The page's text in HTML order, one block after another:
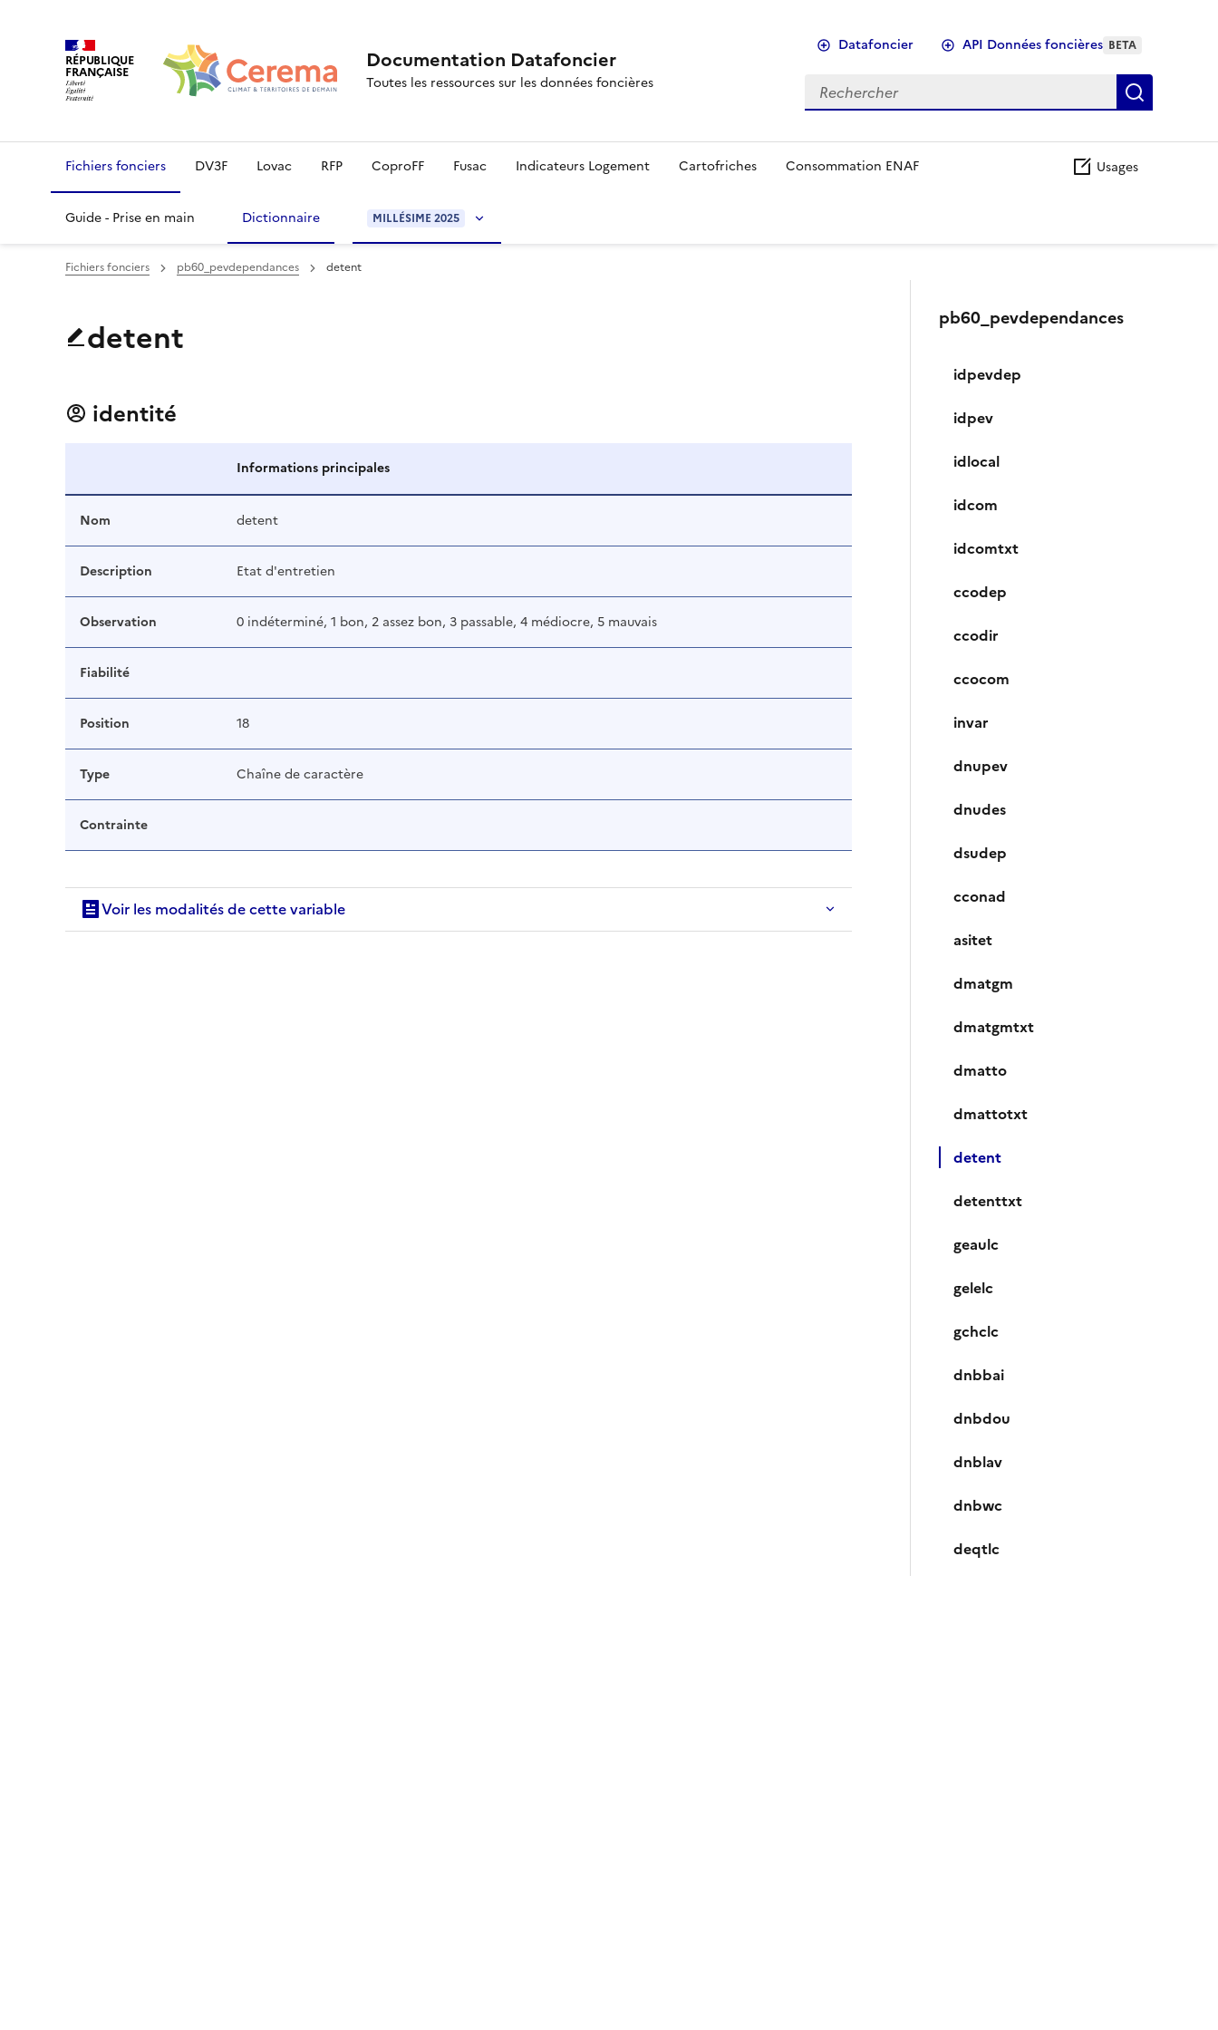
RÉPUBLIQUE
FRANÇAISE Documentation Datafoncier
Toutes les ressources sur les données foncières
Datafoncier API Données foncières BETA
Rechercher
Fichiers fonciers DV3F Lovac RFP CoproFF Fusac Indicateurs Logement Cartofriches Consommation ENAF Usages
Guide - Prise en main Dictionnaire MILLÉSIME 2025
Fichiers fonciers pb60_pevdependances detent
detent
identité
Informations principales
Nom detent
Description Etat d'entretien
Observation 0 indéterminé, 1 bon, 2 assez bon, 3 passable, 4 médiocre, 5 mauvais
Fiabilité
Position 18
Type Chaîne de caractère
Contrainte
Voir les modalités de cette variable
pb60_pevdependances
idpevdep
idpev
idlocal
idcom
idcomtxt
ccodep
ccodir
ccocom
invar
dnupev
dnudes
dsudep
cconad
asitet
dmatgm
dmatgmtxt
dmatto
dmattotxt
detent
detenttxt
geaulc
gelelc
gchclc
dnbbai
dnbdou
dnblav
dnbwc
deqtlc